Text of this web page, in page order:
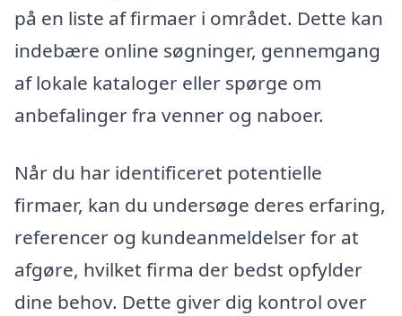
på en liste af firmaer i området. Dette kan
indebære online søgninger, gennemgang
af lokale kataloger eller spørge om
anbefalinger fra venner og naboer.
Når du har identificeret potentielle
firmaer, kan du undersøge deres erfaring,
referencer og kundeanmeldelser for at
afgøre, hvilket firma der bedst opfylder
dine behov. Dette giver dig kontrol over